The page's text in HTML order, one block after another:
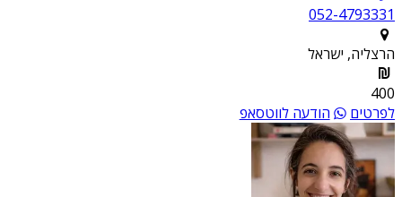
052-4793331
הרצליה, ישראל
400
לפרטים
הודעה לווטסאפ